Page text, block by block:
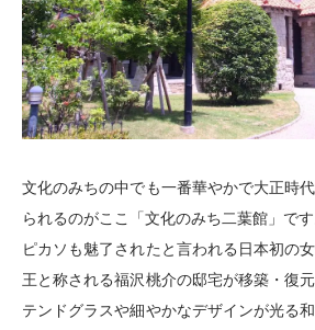
文化のみちの中でも一番華やかで大正時
られるのがここ「文化のみち二葉館」です
ピカソも魅了されたと言われる日本初の
王と称される福沢桃介の邸宅が移築・復
テンドグラスや細やかなデザインが光る